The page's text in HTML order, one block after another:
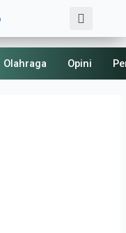
Olahraga Opini